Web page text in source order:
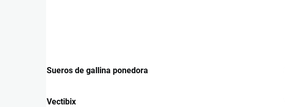
Sueros de gallina ponedora
Vectibix